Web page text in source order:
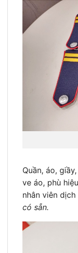
Quần, áo,
ve áo, phù
nhân viên dịch
có sẵn.